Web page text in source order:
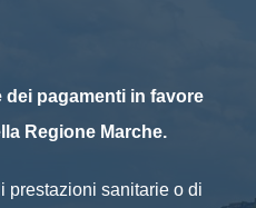
pagamenti in favore
Regione Marche.
prestazioni sanitarie o di